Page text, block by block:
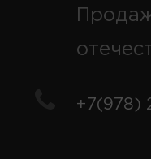
+7(978)